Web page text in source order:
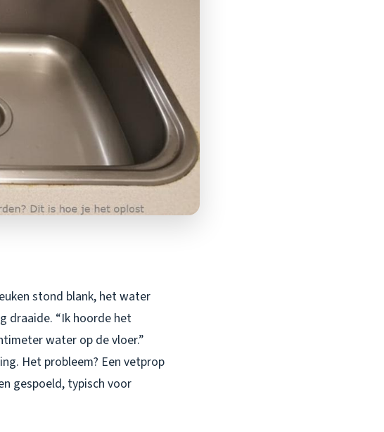
stond blank, het water
draaide. “Ik hoorde het
water op de vloer.”
Het probleem? Een vetprop
gespoeld, typisch voor